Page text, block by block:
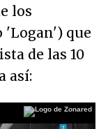
los
'Logan') que
de las 10
así: